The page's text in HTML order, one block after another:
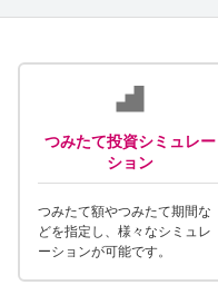
つみたて投資シミュレー
ション
つみたて額やつみたて期間な
どを指定し、様々なシミュレ
ーションが可能です。